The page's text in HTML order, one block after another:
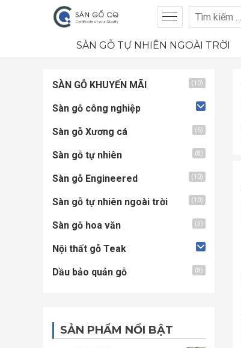
SÀN GỖ TỰ NHIÊN NGOÀI TRỜI
SÀN GỖ KHUYẾN MÃI (10)
Sàn gỗ công nghiệp
Sàn gỗ Xương cá (6)
Sàn gỗ tự nhiên (8)
Sàn gỗ Engineered (10)
Sàn gỗ tự nhiên ngoài trời (10)
Sàn gỗ hoa văn (5)
Nội thất gỗ Teak
Dầu bảo quản gỗ (8)
SẢN PHẨM NỔI BẬT